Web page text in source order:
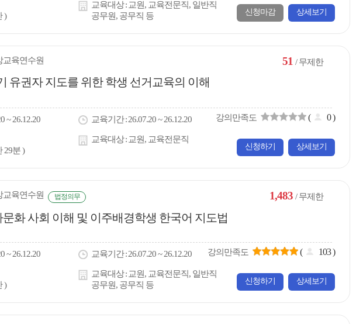
)
교육대상 교원, 교육전문직, 일반직
공무원, 공무직 등
신청마감 상세보기
교육연수원
유권자 지도를 위한 학생 선거교육의 이해
~ 26.12.20 교육기간 26.07.20 ~ 26.12.20
29분 )
교육대상 교원, 교육전문직
강의만족도 ( 0)
51 / 무제한
신청하기 상세보기
교육연수원 법정의무
화 사회 이해 및 이주배경학생 한국어 지도법
~ 26.12.20 교육기간 26.07.20 ~ 26.12.20
)
교육대상 교원, 교육전문직, 일반직
공무원, 공무직 등
강의만족도 ( 103)
1,483 / 무제한
신청하기 상세보기